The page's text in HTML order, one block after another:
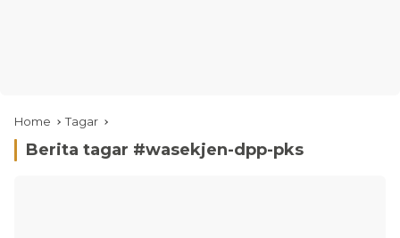
Home Tagar
Berita tagar #wasekjen-dpp-pks